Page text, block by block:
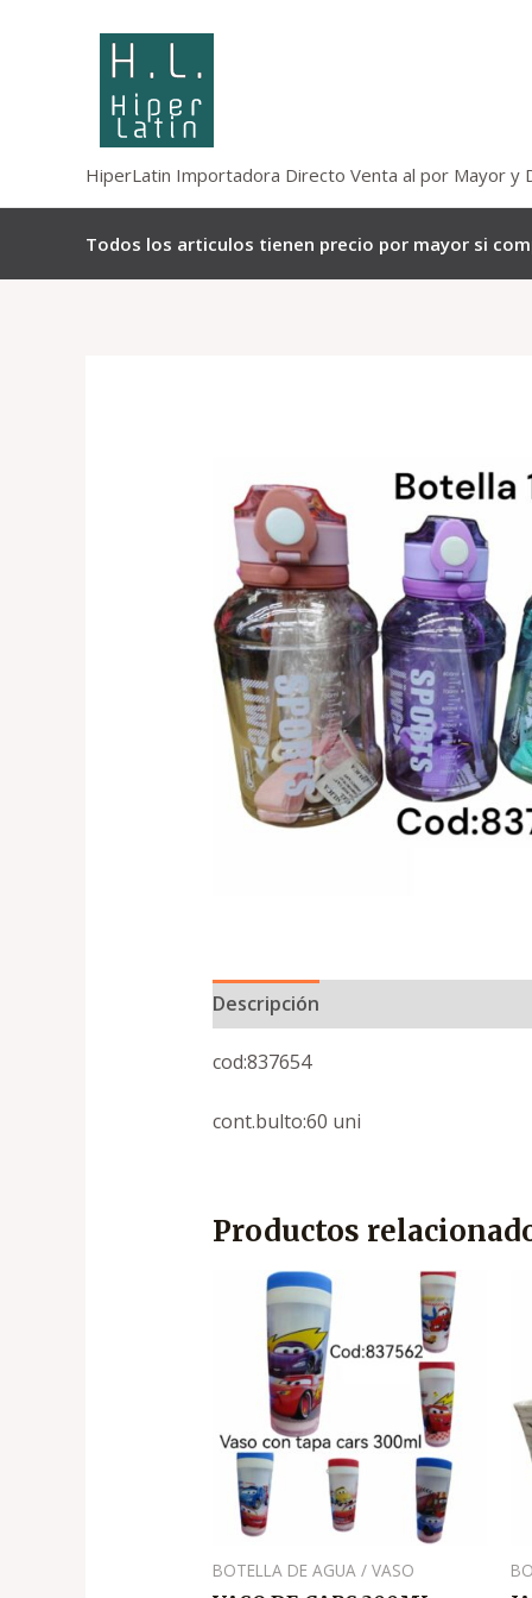
HiperLatin Importadora Directo Venta al por Mayor y
Todos los articulos tienen precio por mayor si
Descripción
cod:837654
cont.bulto:60 uni
Productos
BOTELLA DE AGUA / VASO